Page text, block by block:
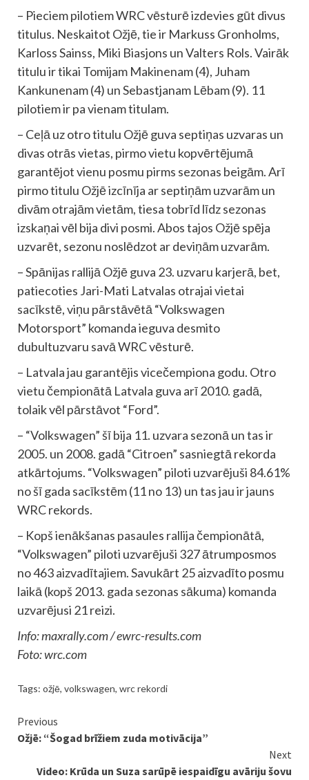
– Pieciem pilotiem WRC vēsturē izdevies gūt divus
titulus. Neskaitot Ožjē, tie ir Markuss Gronholms,
Karloss Sainss, Miki Biasjons un Valters Rols. Vairāk
titulu ir tikai Tomijam Makinenam (4), Juham
Kankunenam (4) un Sebastjanam Lēbam (9). 11
pilotiem ir pa vienam titulam.
– Ceļā uz otro titulu Ožjē guva septiņas uzvaras un
divas otrās vietas, pirmo vietu kopvērtējumā
garantējot vienu posmu pirms sezonas beigām. Arī
pirmo titulu Ožjē izcīnīja ar septiņām uzvarām un
divām otrajām vietām, tiesa tobrīd līdz sezonas
izskaņai vēl bija divi posmi. Abos tajos Ožjē spēja
uzvarēt, sezonu noslēdzot ar deviņām uzvarām.
– Spānijas rallijā Ožjē guva 23. uzvaru karjerā, bet,
patiecoties Jari-Mati Latvalas otrajai vietai
sacīkstē, viņu pārstāvētā “Volkswagen
Motorsport” komanda ieguva desmito
dubultuzvaru savā WRC vēsturē.
– Latvala jau garantējis vicečempiona godu. Otro
vietu čempionātā Latvala guva arī 2010. gadā,
tolaik vēl pārstāvot “Ford”.
– “Volkswagen” šī bija 11. uzvara sezonā un tas ir
2005. un 2008. gadā “Citroen” sasniegtā rekorda
atkārtojums. “Volkswagen” piloti uzvarējuši 84.61%
no šī gada sacīkstēm (11 no 13) un tas jau ir jauns
WRC rekords.
– Kopš ienākšanas pasaules rallija čempionātā,
“Volkswagen” piloti uzvarējuši 327 ātrumposmos
no 463 aizvadītajiem. Savukārt 25 aizvadīto posmu
laikā (kopš 2013. gada sezonas sākuma) komanda
uzvarējusi 21 reizi.
Info: maxrally.com / ewrc-results.com
Foto: wrc.com
Tags: ožjē, volkswagen, wrc rekordi
Continue
Reading
Previous
Ožjē: “Šogad brīžiem zuda motivācija”
Next
Video: Krūda un Suza sarūpē iespaidīgu avāriju šovu